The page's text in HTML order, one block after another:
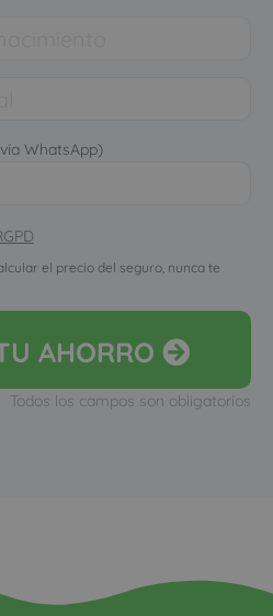
WhatsApp)
el precio del seguro, nunca te
AHORRO
Todos los campos son obligatorios